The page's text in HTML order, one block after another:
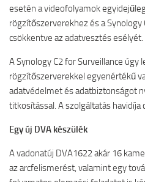
esetén a videofolyamok
rögzítőszerverekhez és a Synology
csökkentve az adatvesztés esélyét.
A Synology C2 for Surveillance úgy
rögzítőszerverekkel egyenértékű
adatvédelmet és adatbiztonságot
titkosítással. A szolgáltatás havidíja
Egy új DVA készülék
A vadonatúj DVA1622 akár 16
az arcfelismerést, valamint egy